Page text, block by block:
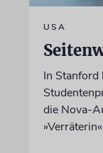
USA
In Stanford
die Nova-
»Verräterin«